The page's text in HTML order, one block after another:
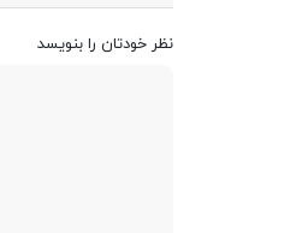
نظر خودتان را بنویسد